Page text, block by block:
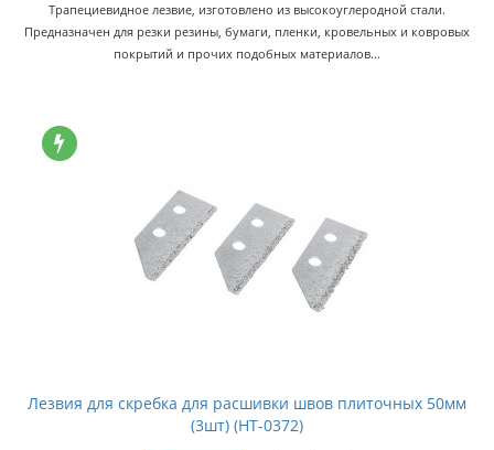
Трапециевидное лезвие, изготовлено из высокоуглеродной стали.
Предназначен для резки резины, бумаги, пленки, кровельных и ковровых
покрытий и прочих подобных материалов...
Лезвия для скребка для расшивки швов плиточных 50мм
(3шт) (HT-0372)